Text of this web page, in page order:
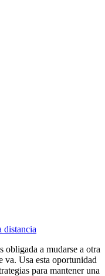
distancia
obligada a mudarse a otra
va. Usa esta oportunidad
para mantener una